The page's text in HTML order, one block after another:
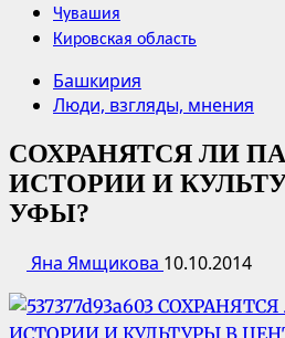
Чувашия
Кировская область
Башкирия
Люди, взгляды, мнения
СОХРАНЯТСЯ ЛИ
ИСТОРИИ И
УФЫ?
Яна Ямщикова 10.10.2014